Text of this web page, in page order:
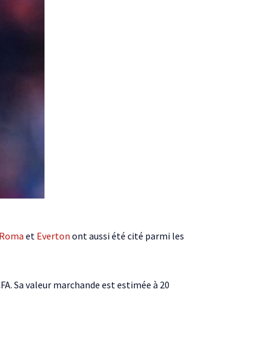
et Everton ont aussi été cité parmi les
Sa valeur marchande est estimée à 20